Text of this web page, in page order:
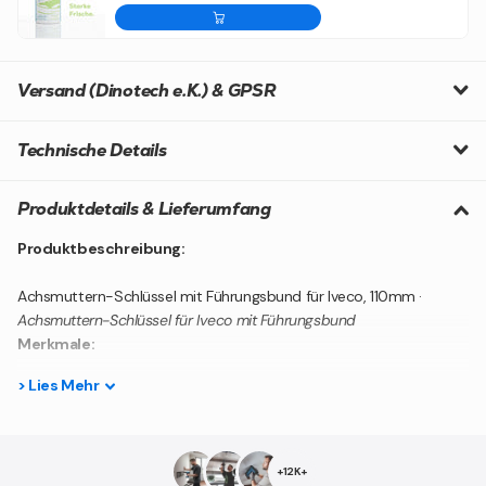
Versand (Dinotech e.K.) & GPSR
Technische Details
Produktdetails & Lieferumfang
Produktbeschreibung:
Achsmuttern-Schlüssel mit Führungsbund für Iveco, 110mm ·
Achsmuttern-Schlüssel für Iveco mit Führungsbund
Merkmale:
mit Antriebssechskant 36 mm
heraus gefrästes Profil
> Lies Mehr
+12K+